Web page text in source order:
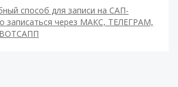
способ для записи на САП-
записаться через МАКС, ТЕЛЕГРАМ,
ВОТСАПП